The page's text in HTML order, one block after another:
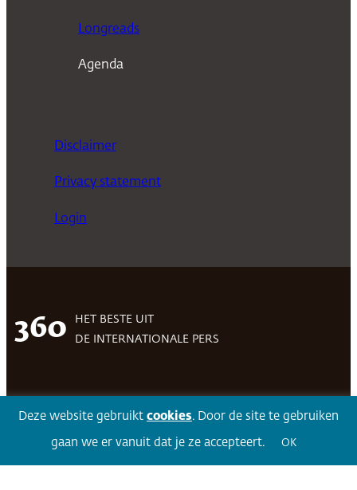
Longreads
Agenda
Disclaimer
Privacy statement
Login
360
HET BESTE UIT
DE INTERNATIONALE PERS
Volg 360Facebook LinkedIn Twitter
Deze website gebruikt cookies. Door de site te gebruiken
gaan we er vanuit dat je ze accepteert. OK